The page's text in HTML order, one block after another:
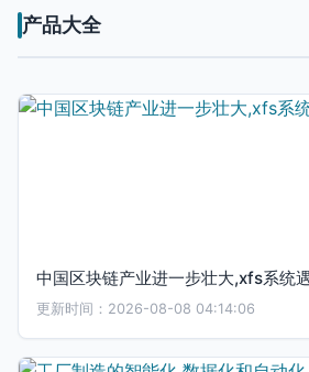
产品大全
中国区块链产业进一步壮大,xfs系统
更新时间：2026-08-08 04:14:06